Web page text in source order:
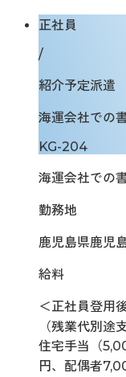
正社員
/
紹介予定派遣
海運会社での
KG-204
海運会社での
勤務地
鹿児島県鹿児
給料
＜正社員登用
（残業代別途
住宅手当（
円、配偶者